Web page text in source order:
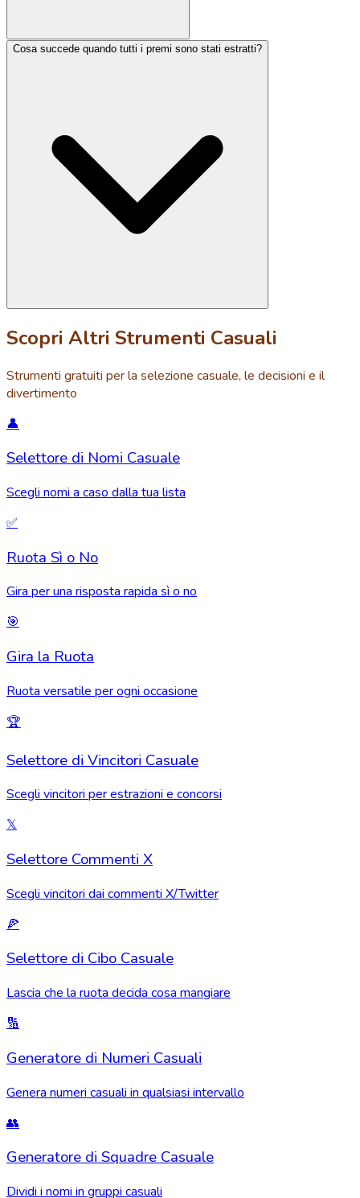
Cosa succede quando tutti i premi sono stati estratti?
Scopri Altri Strumenti Casuali
Strumenti gratuiti per la selezione casuale, le decisioni e il
divertimento
👤
Selettore di Nomi Casuale
Scegli nomi a caso dalla tua lista
✅
Ruota Sì o No
Gira per una risposta rapida sì o no
🎯
Gira la Ruota
Ruota versatile per ogni occasione
🏆
Selettore di Vincitori Casuale
Scegli vincitori per estrazioni e concorsi
𝕏
Selettore Commenti X
Scegli vincitori dai commenti X/Twitter
🍕
Selettore di Cibo Casuale
Lascia che la ruota decida cosa mangiare
🔢
Generatore di Numeri Casuali
Genera numeri casuali in qualsiasi intervallo
👥
Generatore di Squadre Casuale
Dividi i nomi in gruppi casuali